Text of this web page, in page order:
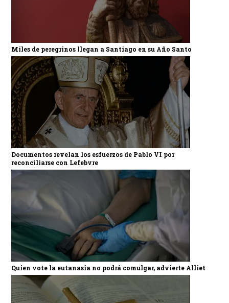
Miles de peregrinos llegan a Santiago en su Año Santo
Documentos revelan los esfuerzos de Pablo VI por
reconciliarse con Lefebvre
Quien vote la eutanasia no podrá comulgar, advierte Alliet